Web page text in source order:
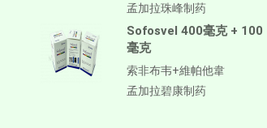
阿帕鲁胺/阿帕他胺
阿普斯特
Aprocitentan
孟加拉珠峰制药
Sofosvel 400毫克 + 100
毫克
索非布韦+維帕他韋
孟加拉碧康制药